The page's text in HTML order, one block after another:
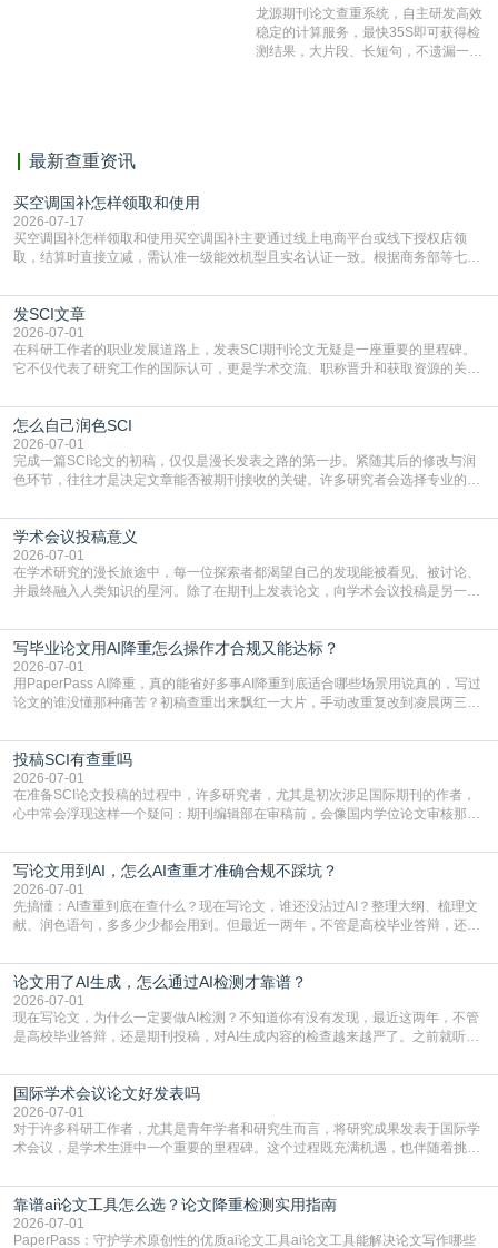
测时注意填写第一作者,才能排除已发
表文献复制比。（限制字符数1万）
龙源期刊论文查重系统，自主研发高效
稳定的计算服务，最快35S即可获得检
测结果，大片段、长短句，不遗漏一处
最新查重资讯
买空调国补怎样领取和使用
2026-07-17
买空调国补怎样领取和使用买空调国补主要通过线上电商平台或线下授权店领
取，结算时直接立减‌，需认准一级能效机型且实名认证一致。根据商务部等七部
能领到补贴首选‌京东APP‌搜索专属口令(如【家电补贴1637】、【国补立省
4949】等，口令会随活动更新，以页面显示为准)进入补贴专场。淘宝/天猫也可
复制粘贴【8$FKFGgJq
发SCI文章
2026-07-01
在科研工作者的职业发展道路上，发表SCI期刊论文无疑是一座重要的里程碑。
它不仅代表了研究工作的国际认可，更是学术交流、职称晋升和获取资源的关键
战与困惑。从选题立意到投稿回应，每一步都需要精心的策略与扎实的工作。本
篇AEIC学术交流中心小编就为大家介绍“发SCI文章”。一、精准定位是成功的第
一步发表SCI文章，首要解决的问题是“投
怎么自己润色SCI
2026-07-01
完成一篇SCI论文的初稿，仅仅是漫长发表之路的第一步。紧随其后的修改与润
色环节，往往才是决定文章能否被期刊接收的关键。许多研究者会选择专业的语
质量，更能在此过程中深化对学术写作的理解。如何系统、高效地打磨自己的论
文，使其在语言和学术表达上更符合国际期刊的要求，是每位研究者值得投入学
习的技能。本篇AEIC学术交流中心小编就为大家介
学术会议投稿意义
2026-07-01
在学术研究的漫长旅途中，每一位探索者都渴望自己的发现能被看见、被讨论、
并最终融入人类知识的星河。除了在期刊上发表论文，向学术会议投稿是另一个
广阔学术天地的大门，连接着个体研究与社会网络。本篇AEIC学术交流中心小编
就为大家介绍“学术会议投稿意义”。一、加速研究成果的传播与反馈学术会议通
常具有周期短、时效性强的特点。相比期刊漫长的
写毕业论文用AI降重怎么操作才合规又能达标？
2026-07-01
用PaperPass AI降重，真的能省好多事AI降重到底适合哪些场景用说真的，写过
论文的谁没懂那种痛苦？初稿查重出来飘红一大片，手动改重复改到凌晨两三
到秃头。这时候靠谱的AI降重真的就是救命稻草，选对工具，半天就能搞定你两
三天都做不完的事。不是所有人都需要用AI降重，但如果你符合下面这些场景，
真的可以试试：初稿写完重复率远超要
投稿SCI有查重吗
2026-07-01
在准备SCI论文投稿的过程中，许多研究者，尤其是初次涉足国际期刊的作者，
心中常会浮现这样一个疑问：期刊编辑部在审稿前，会像国内学位论文审核那
论文的初审通过率。实际上，SCI期刊对重复内容的审查是严谨投稿流程中不可
或缺的一环。本篇AEIC学术交流中心小编就为大家介绍“投稿SCI有查重吗”。
一、查重是标准流程答案是明确的：绝大多数S
写论文用到AI，怎么AI查重才准确合规不踩坑？
2026-07-01
先搞懂：AI查重到底在查什么？现在写论文，谁还没沾过AI？整理大纲、梳理文
献、润色语句，多多少少都会用到。但最近一两年，不管是高校毕业答辩，还是
须加做AI查重。很多人分不清，AI查重和普通查重到底有啥区别？这里说透：普
通查重查的是你的文字和已公开文献的重复比例，防的是抄袭；AI查重查的是你
的内容里，有多少是AI生成的，防的是过
论文用了AI生成，怎么通过AI检测才靠谱？
2026-07-01
现在写论文，为什么一定要做AI检测？不知道你有没有发现，最近这两年，不管
是高校毕业答辩，还是期刊投稿，对AI生成内容的检查越来越严了。之前就听身
要求修改，还差点被判定学术不规范，真的太冤了。现在国内多数高校和核心期
刊，都已经明确出台了相关规定：如果使用AI生成内容辅助写作，必须明确标
注，未标注的AI生成内容会被认定为不符合学
国际学术会议论文好发表吗
2026-07-01
对于许多科研工作者，尤其是青年学者和研究生而言，将研究成果发表于国际学
术会议，是学术生涯中一个重要的里程碑。这个过程既充满机遇，也伴随着挑
疑问：国际学术会议论文到底好不好发表？其价值和难度究竟如何衡量。本篇
AEIC学术交流中心小编就为大家介绍“国际学术会议论文好发表吗”。一、会议论
文发表的相对优势与期刊论文相比，国际会议论文的发
靠谱ai论文工具怎么选？论文降重检测实用指南
2026-07-01
PaperPass：守护学术原创性的优质ai论文工具ai论文工具能解决论文写作哪些